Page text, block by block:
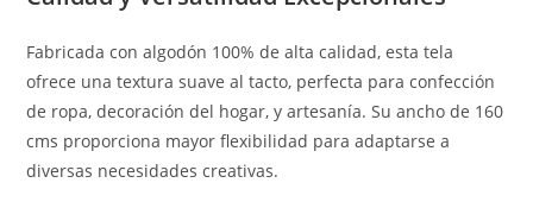
Fabricada con algodón 100% de alta calidad, esta tela
ofrece una textura suave al tacto, perfecta para confección
de ropa, decoración del hogar, y artesanía. Su ancho de 160
cms proporciona mayor flexibilidad para adaptarse a
diversas necesidades creativas.